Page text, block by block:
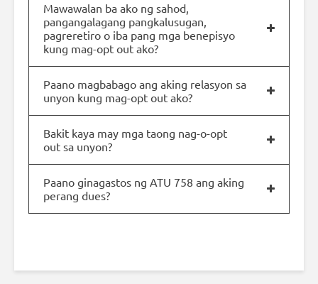
Mawawalan ba ako ng sahod,
pangangalagang pangkalusugan,
pagreretiro o iba pang mga benepisyo
kung mag-opt out ako?
Paano magbabago ang aking relasyon sa
unyon kung mag-opt out ako?
Bakit kaya may mga taong nag-o-opt
out sa unyon?
Paano ginagastos ng ATU 758 ang aking
perang dues?